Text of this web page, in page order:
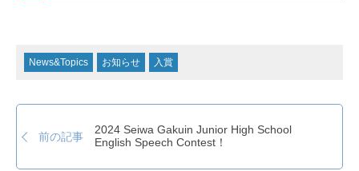
News&Topics お知らせ 入賞
前の記事
2024 Seiwa Gakuin Junior High School
English Speech Contest！